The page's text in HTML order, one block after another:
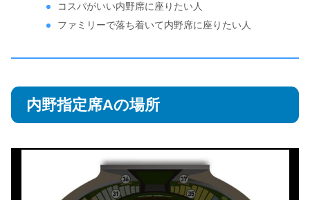
コスパがいい内野席に座りたい人
ファミリーで落ち着いて内野席に座りたい人
内野指定席Aの場所